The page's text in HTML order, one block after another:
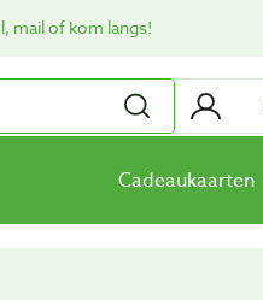
mail of kom langs!
Cadeaukaarten